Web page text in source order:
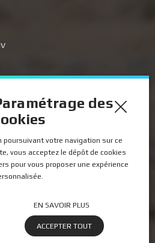
des
poursuivant votre navigation sur ce
vous acceptez le dépôt de cookies
pour vous proposer une expérience
EN SAVOIR PLUS
ACCEPTER TOUT